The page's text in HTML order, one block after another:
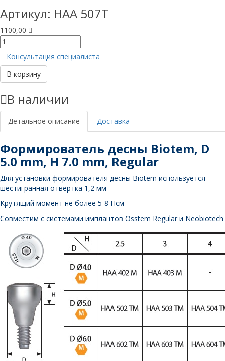
Артикул: HAA 507T
1100,00
Количество
товара
Формирователь
десны,
D
mm,
H
mm,
Консультация специалиста
В корзину
В наличии
Детальное описание Доставка
Формирователь десны Biotem, D
5.0 mm, H 7.0 mm, Regular
Для установки формирователя десны Biotem используется
шестигранная отвертка 1,2 мм
Крутящий момент не более 5-8 Нсм
Совместим с системами имплантов Osstem Regular и Neobiotech